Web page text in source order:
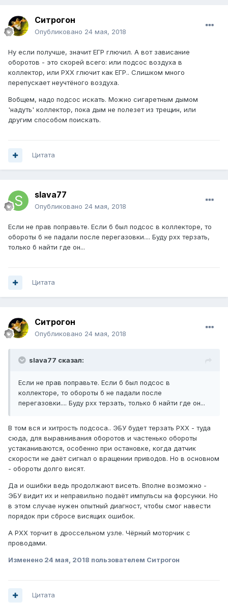
Ситрогон
Опубликовано 24 мая, 2018
Ну если получше, значит ЕГР глючил. А вот зависание
оборотов - это скорей всего: или подсос воздуха в
коллектор, или РХХ глючит как ЕГР.. Слишком много
перепускает неучтёного воздуха.
Вобщем, надо подсос искать. Можно сигаретным дымом
'надуть' коллектор, пока дым не полезет из трещин, или
другим способом поискать.
Цитата
slava77
Опубликовано 24 мая, 2018
Если не прав поправьте. Если б был подсос в коллекторе, то
обороты б не падали после перегазовки.... Буду рхх терзать,
только б найти где он...
Цитата
Ситрогон
Опубликовано 24 мая, 2018
slava77 сказал:
Если не прав поправьте. Если б был подсос в
коллекторе, то обороты б не падали после
перегазовки.... Буду рхх терзать, только б найти где он...
В том вся и хитрость подсоса.. ЭБУ будет терзать РХХ - туда
сюда, для выравнивания оборотов и частенько обороты
устаканиваются, особенно при остановке, когда датчик
скорости не даёт сигнал о вращении приводов. Но в основном
- обороты долго висят.
Да и ошибки ведь продолжают висеть. Вполне возможно -
ЭБУ видит их и неправильно подаёт импульсы на форсунки. Но
в этом случае нужен опытный диагност, чтобы смог навести
порядок при сбросе висящих ошибок.
А РХХ торчит в дроссельном узле. Чёрный моторчик с
проводами.
Изменено 24 мая, 2018 пользователем Ситрогон
Цитата